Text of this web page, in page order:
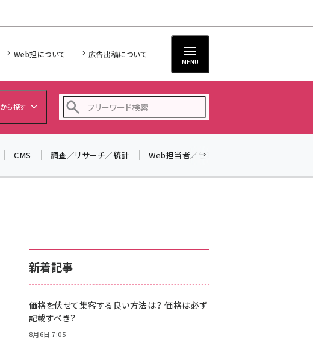
Web担について 広告出稿について
MENU
から探す
z世代 (1622)
meo (1275)
CMS 調査／リサーチ／統計 Web担当者／仕事
新着記事
価格を伏せて集客する良い方法は？ 価格は必ず
記載すべき？
8月6日 7:05